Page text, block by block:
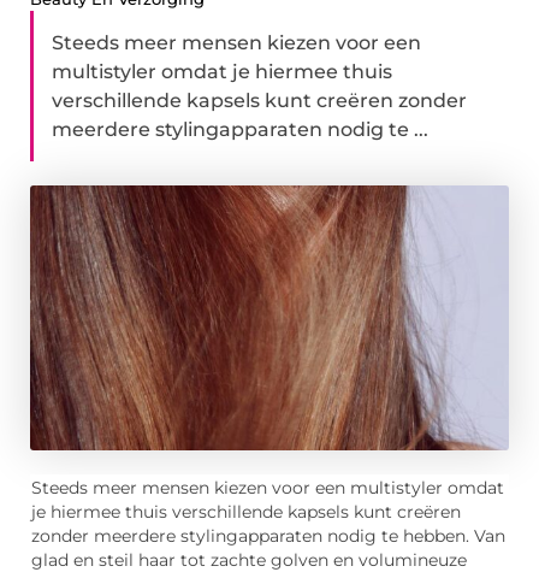
Steeds meer mensen kiezen voor een
multistyler omdat je hiermee thuis
verschillende kapsels kunt creëren zonder
meerdere stylingapparaten nodig te ...
Steeds meer mensen kiezen voor een multistyler omdat
je hiermee thuis verschillende kapsels kunt creëren
zonder meerdere stylingapparaten nodig te hebben. Van
glad en steil haar tot zachte golven en volumineuze